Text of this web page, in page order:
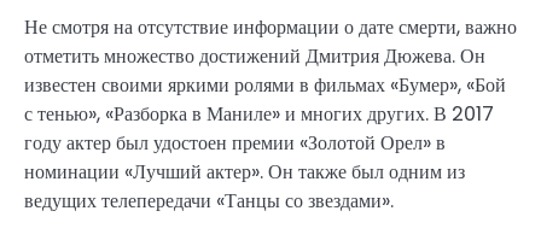
Не смотря на отсутствие информации о дате смерти, важно
отметить множество достижений Дмитрия Дюжева. Он
известен своими яркими ролями в фильмах «Бумер», «Бой
с тенью», «Разборка в Маниле» и многих других. В 2017
году актер был удостоен премии «Золотой Орел» в
номинации «Лучший актер». Он также был одним из
ведущих телепередачи «Танцы со звездами».